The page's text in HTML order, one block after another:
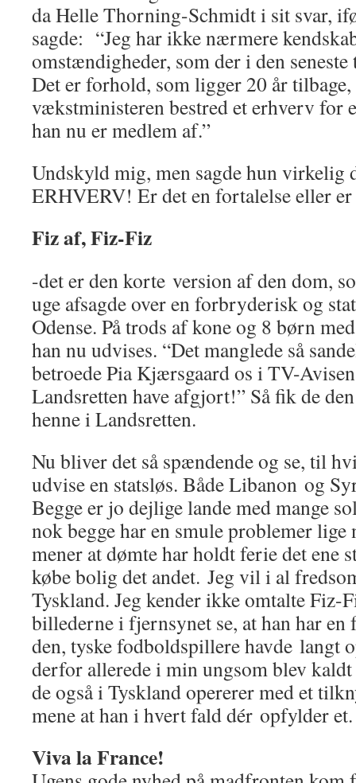
da Helle Thorning-Schmidt i sit svar,
sagde: “Jeg har ikke nærmere
omstændigheder, som der i den
Det er forhold, som ligger 20 år
vækstministeren bestred et erhverv for
han nu er medlem af.”
Undskyld mig, men sagde hun virkelig
ERHVERV! Er det en fortalelse eller
Fiz af, Fiz-Fiz
-det er den korte version af den dom,
uge afsagde over en forbryderisk og
Odense. På trods af kone og 8 børn
han nu udvises. “Det manglede så
betroede Pia Kjærsgaard os i TV-
Landsretten have afgjort!” Så fik de
henne i Landsretten.
Nu bliver det så spændende og se, til
udvise en statsløs. Både Libanon og
Begge er jo dejlige lande med mange
nok begge har en smule problemer lige
mener at dømte har holdt ferie det ene
købe bolig det andet. Jeg vil i al
Tyskland. Jeg kender ikke omtalte Fiz-
billederne i fjernsynet se, at han har
den, tyske fodboldspillere havde langt
derfor allerede i min ungsom blev kaldt
de også i Tyskland opererer med et
mene at han i hvert fald dér opfylder et.
Viva la France!